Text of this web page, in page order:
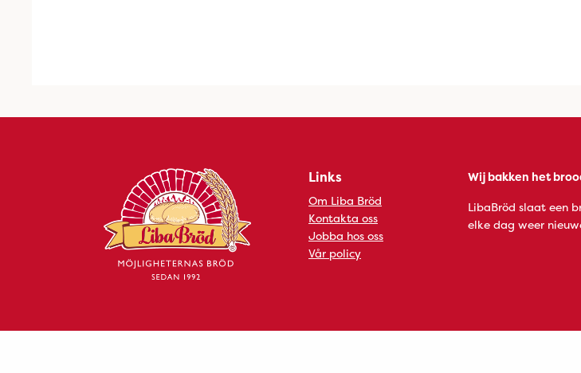
Links
Om Liba Bröd
Kontakta oss
Jobba hos oss
Vår policy
Wij bakken het
LibaBröd slaat een
elke dag weer